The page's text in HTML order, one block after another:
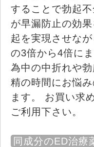
することで勃起
が早漏防止の効
起を実現させな
の3倍から4倍に
為中の中折れや
精の時間にお悩
ます。 お買い求
ご利用下さい。
同成分のED治療